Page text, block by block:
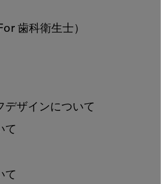
歯科衛生士）
デザインについて
て
て